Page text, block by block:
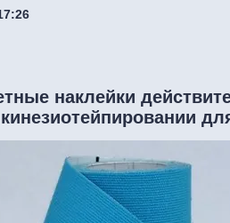
наклейки
кинезиотейпировании